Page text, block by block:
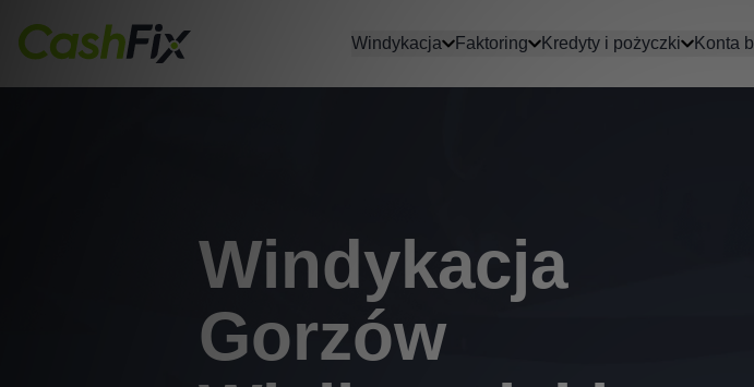
Windykacja Faktoring Kredyty i pożyczki Konta
Windykacja
Gorzów